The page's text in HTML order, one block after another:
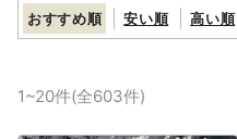
おすすめ順 安い順 高い順
1~20件(全603件)